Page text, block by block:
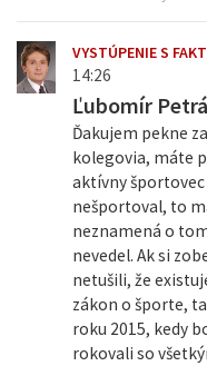
VYSTÚPENIE S
14:26
Ľubomír
Ďakujem pekne
kolegovia, máte
aktívny
nešportoval, to
neznamená o
nevedel. Ak si
netušili, že
zákon o športe,
roku 2015, kedy
rokovali so